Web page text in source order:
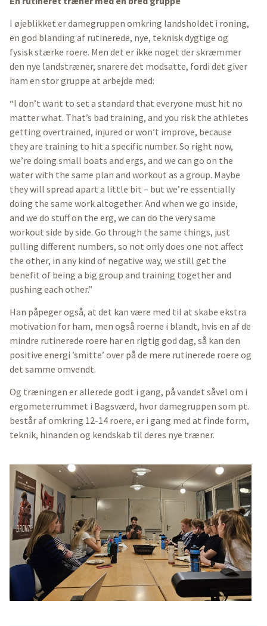
I øjeblikket er damegruppen omkring landsholdet i roning,
en god blanding af rutinerede, nye, teknisk dygtige og
fysisk stærke roere. Men det er ikke noget der skræmmer
den nye landstræner, snarere det modsatte, fordi det giver
ham en stor gruppe at arbejde med:
“I don’t want to set a standard that everyone must hit no
matter what. That’s bad training, and you risk the athletes
getting overtrained, injured or won’t improve, because
they are training to hit a specific number. So right now,
we’re doing small boats and ergs, and we can go on the
water with the same plan and workout as a group. Maybe
they will spread apart a little bit – but we’re essentially
doing the same work altogether. And when we go inside,
and we do stuff on the erg, we can do the very same
workout side by side. Go through the same things, just
pulling different numbers, so not only does one not affect
the other, in any kind of negative way, we still get the
benefit of being a big group and training together and
pushing each other.”
Han påpeger også, at det kan være med til at skabe ekstra
motivation for ham, men også roerne i blandt, hvis en af de
mindre rutinerede roere har en rigtig god dag, så kan den
positive energi ’smitte’ over på de mere rutinerede roere og
det samme omvendt.
Og træningen er allerede godt i gang, på vandet såvel om i
ergometerrummet i Bagsværd, hvor damegruppen som pt.
består af omkring 12-14 roere, er i gang med at finde form,
teknik, hinanden og kendskab til deres nye træner.